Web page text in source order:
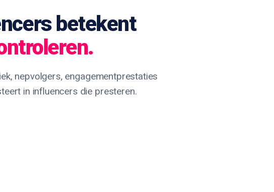
betekent
nepvolgers, engagementprestaties
in influencers die presteren.